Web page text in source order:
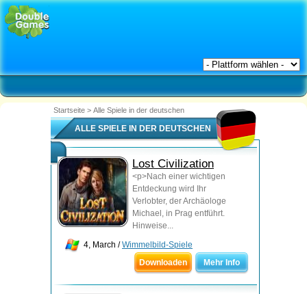
Startseite > Alle Spiele in der deutschen
ALLE SPIELE IN DER DEUTSCHEN
Lost Civilization
<p>Nach einer wichtigen
Entdeckung wird Ihr
Verlobter, der Archäologe
Michael, in Prag entführt.
Hinweise...
4, March /Wimmelbild-Spiele
Downloaden
Mehr Info